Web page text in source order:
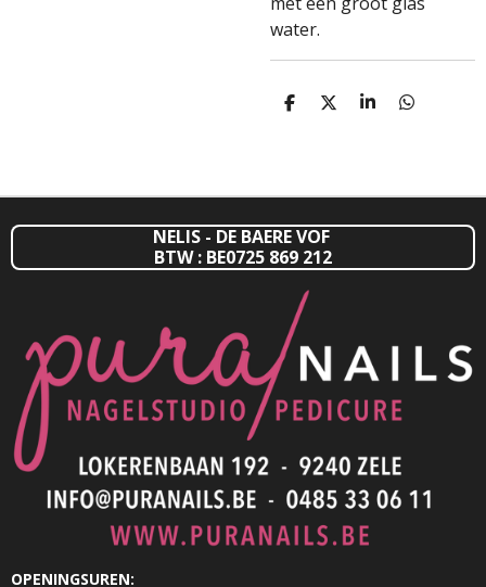
water.
D
D
S
D
NELIS - DE BAERE VOF
BTW : BE0725 869 212
OPENINGSUREN: